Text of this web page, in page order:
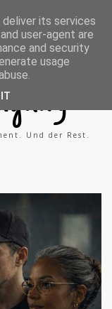
A
g
i
l
e
P
s
X
n
g
L
i
n
k
e
d
Und der Rest.
its services
user-agent are
and security
usage